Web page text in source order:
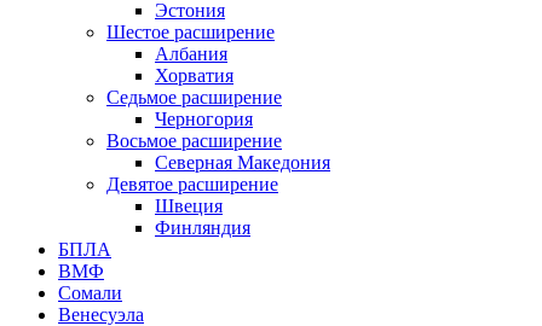
Эстония
Шестое расширение
Албания
Хорватия
Седьмое расширение
Черногория
Восьмое расширение
Северная Македония
Девятое расширение
Швеция
Финляндия
БПЛА
ВМФ
Сомали
Венесуэла